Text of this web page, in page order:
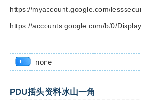
https://myaccount.google.com/
https://accounts.google.com/b/0/
none
PDU插头资料冰山一角